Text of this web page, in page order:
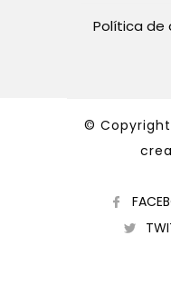
Política de
© Copyright